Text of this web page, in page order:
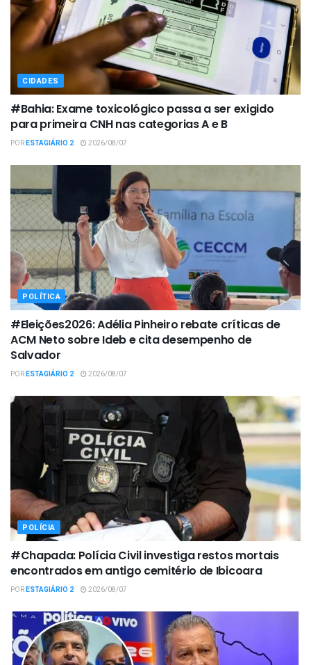
CIDADES
#Bahia: Exame toxicológico passa a ser exigido
para primeira CNH nas categorias A e B
PORESTAGIÁRIO 2 2026/08/07
POLÍTICA
#Eleições2026: Adélia Pinheiro rebate críticas de
ACM Neto sobre Ideb e cita desempenho de
Salvador
PORESTAGIÁRIO 2 2026/08/07
POLÍCIA
#Chapada: Polícia Civil investiga restos mortais
encontrados em antigo cemitério de Ibicoara
PORESTAGIÁRIO 2 2026/08/07